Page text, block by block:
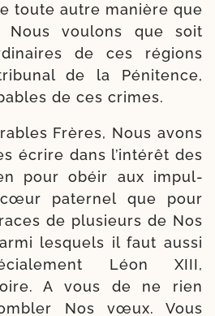
toute autre manière que
vou­lons que soit
de ces régions
de la Pénitence,
de ces crimes.
Frères, Nous avons
écrire dans l’intérêt des
pour obéir aux impul­
pater­nel que pour
de plu­sieurs de Nos
les­quels il faut aus­si
Léon XIII,
A vous de ne rien
Nos vœux. Vous